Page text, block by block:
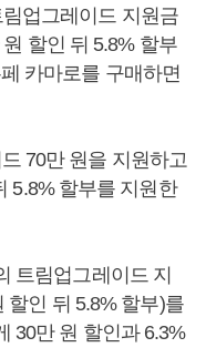
업그레이드 지원금
할인 뒤 5.8% 할부
카마로를 구매하면
70만 원을 지원하고
5.8% 할부를 지원한
트림업그레이드 지
할인 뒤 5.8% 할부)를
30만 원 할인과 6.3%